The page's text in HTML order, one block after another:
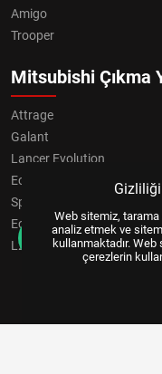
Amigo
Trooper
Mitsubishi Çıkma
Attrage
Galant
Lancer Evolution
Eclipse
Space Star
Eclipse Cross
L200
Web sitemiz,
analiz etmek ve
kullanmaktadır.
çerezlerin